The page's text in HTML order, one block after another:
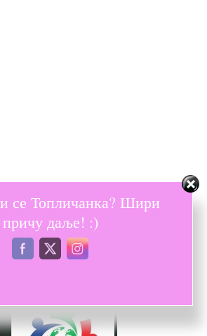
се Топличанка? Шири
причу даље! :)